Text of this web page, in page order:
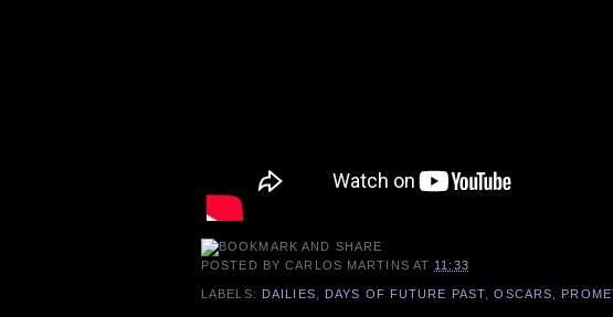
POSTED BYCARLOS MARTINS AT 11:33
LABELS: DAILIES DAYS OF FUTURE PAST ,OSCARS